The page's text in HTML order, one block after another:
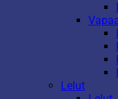
Lelut